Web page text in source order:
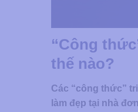
“Công
thế nào?
Các “công thức”
làm đẹp tại nhà